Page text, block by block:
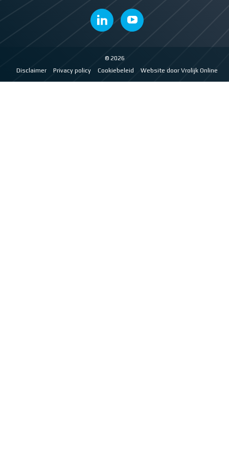
© 2026
Disclaimer
Privacy policy Cookiebeleid Website door Vrolijk Online